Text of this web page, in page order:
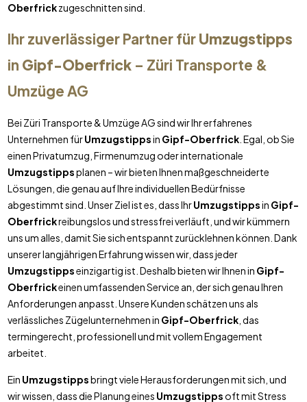
Oberfrickzugeschnitten sind.
Ihr zuverlässiger Partner fürUmzugstipps
in Gipf-Oberfrick– Züri Transporte &
Umzüge AG
Bei Züri Transporte & Umzüge AG sind wir Ihr erfahrenes
Unternehmen fürUmzugstippsin Gipf-Oberfrick. Egal, ob Sie
einen Privatumzug, Firmenumzug oder internationale
Umzugstippsplanen – wir bieten Ihnen maßgeschneiderte
Lösungen, die genau auf Ihre individuellen Bedürfnisse
abgestimmt sind. Unser Ziel ist es, dass IhrUmzugstippsin Gipf-
Oberfrickreibungslos und stressfrei verläuft, und wir kümmern
uns um alles, damit Sie sich entspannt zurücklehnen können. Dank
unserer langjährigen Erfahrung wissen wir, dass jeder
Umzugstippseinzigartig ist. Deshalb bieten wir Ihnen in Gipf-
Oberfrickeinen umfassenden Service an, der sich genau Ihren
Anforderungen anpasst. Unsere Kunden schätzen uns als
verlässliches Zügelunternehmen in Gipf-Oberfrick, das
termingerecht, professionell und mit vollem Engagement
arbeitet.
Ein Umzugstippsbringt viele Herausforderungen mit sich, und
wir wissen, dass die Planung eines Umzugstippsoft mit Stress